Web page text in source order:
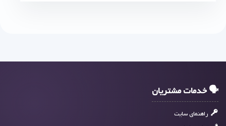
🗣 خدمات مشتریان
راهنمای سایت